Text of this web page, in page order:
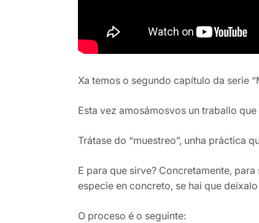
Xa temos o segundo capítulo da serie
Esta vez amosámosvos un traballo
Trátase do “muestreo”, unha práctica
E para que sirve? Concretamente,
especie en concreto, se hai que
O proceso é o seguinte: